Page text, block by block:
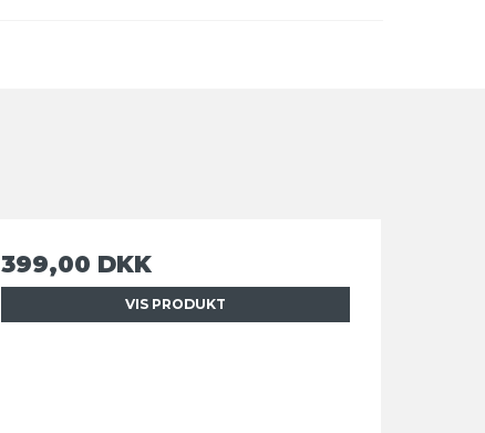
399,00 DKK
VIS PRODUKT